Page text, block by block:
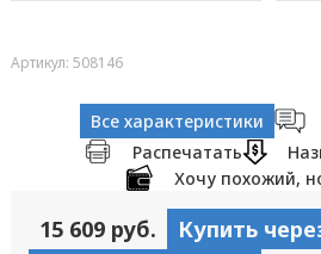
Артикул: 508146
Все характеристики
Распечатать
Хочу похожий,
15 609 руб.
Купить